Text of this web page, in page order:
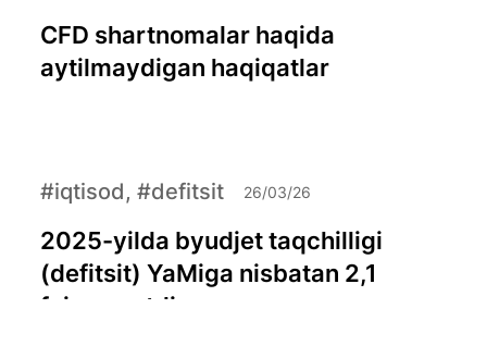
CFD shartnomalar haqida
aytilmaydigan haqiqatlar
2025-yilda byudjet taqchilligi
(defitsit) YaMiga nisbatan 2,1
foizga yetdi
#iqtisod, #defitsit 26/03/26